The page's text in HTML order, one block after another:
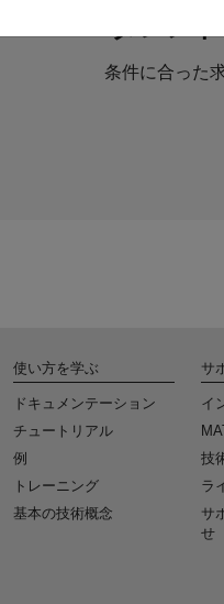
タレン
条件に合った
使い方を学ぶ
ドキュメンテーション
チュートリアル
例
トレーニング
基本の技術概念
サ
イ
技
ラ
サ
せ